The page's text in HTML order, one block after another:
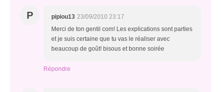
P pipiou13 23/09/2010 23:17
Merci de ton gentil com! Les explications sont parties
et je suis certaine que tu vas le réaliser avec
beaucoup de goût! bisous et bonne soirée
Répondre